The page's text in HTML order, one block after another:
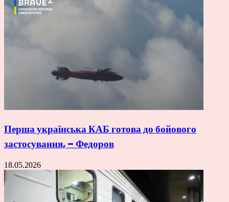
Перша українська КАБ готова до бойового
застосування, – Федоров
18.05.2026